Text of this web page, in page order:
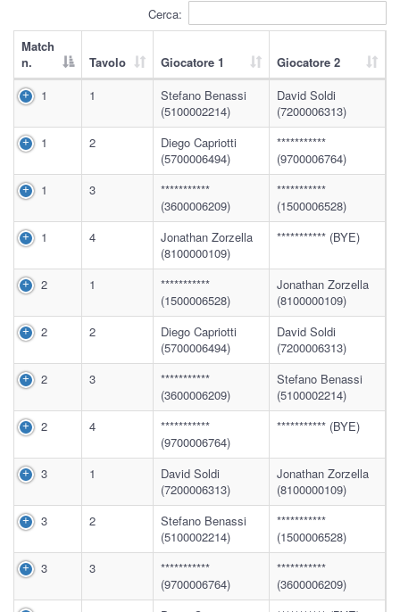
Cerca:
Match
n.
Tavolo Giocatore 1
Giocatore 2
1
1
Stefano Benassi
(5100002214)
David Soldi
(7200006313)
1
2
Diego Capriotti
(5700006494)
***********
(9700006764)
1
3
***********
(3600006209)
***********
(1500006528)
1
4
Jonathan Zorzella
(8100000109)
*********** (BYE)
2 1
***********
(1500006528)
Jonathan Zorzella
(8100000109)
2
2
Diego Capriotti
(5700006494)
David Soldi
(7200006313)
2
3
***********
(3600006209)
Stefano Benassi
(5100002214)
2
4
***********
(9700006764)
*********** (BYE)
3 1
David Soldi
(7200006313)
Jonathan Zorzella
(8100000109)
3
2
Stefano Benassi
(5100002214)
***********
(1500006528)
3
3
***********
(9700006764)
***********
(3600006209)